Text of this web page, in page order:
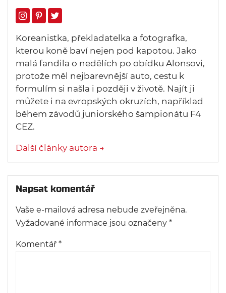
Koreanistka, překladatelka a fotografka,
kterou koně baví nejen pod kapotou. Jako
malá fandila o nedělích po obídku Alonsovi,
protože měl nejbarevnější auto, cestu k
formulím si našla i později v životě. Najít ji
můžete i na evropských okruzích, například
během závodů juniorského šampionátu F4
CEZ.
Další články autora →
Napsat komentář
Vaše e-mailová adresa nebude zveřejněna.
Vyžadované informace jsou označeny *
Komentář *